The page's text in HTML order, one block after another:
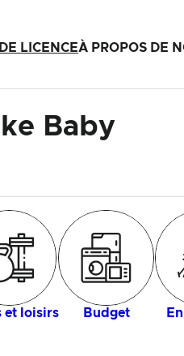
LICENCEÀ PROPOS DE
Baby
et loisirs Budget